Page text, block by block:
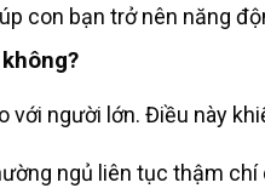
con bạn trở nên năng
với người lớn. Điều này
ngủ liên tục thậm chí